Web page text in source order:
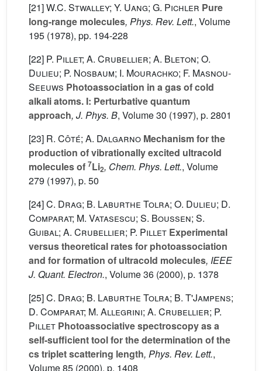
[21]W.C. Stwalley; Y. Uang; G. Pichler Pure
long-range molecules, Phys. Rev. Lett., Volume
195 (1978), pp. 194-228
[22] P. Pillet; A. Crubellier; A. Bleton; O.
Dulieu; P. Nosbaum; I. Mourachko; F. Masnou-
Seeuws Photoassociation in a gas of cold
alkali atoms. I: Perturbative quantum
approach, J. Phys. B, Volume 30 (1997), p. 2801
[23] R. Côté; A. Dalgarno Mechanism for the
production of vibrationally excited ultracold
molecules of 7Li2, Chem. Phys. Lett., Volume
279 (1997), p. 50
[24]C. Drag; B. Laburthe Tolra; O. Dulieu; D.
Comparat; M. Vatasescu; S. Boussen; S.
Guibal; A. Crubellier; P. Pillet Experimental
versus theoretical rates for photoassociation
and for formation of ultracold molecules, IEEE
J. Quant. Electron., Volume 36 (2000), p. 1378
[25]C. Drag; B. Laburthe Tolra; B. T'Jampens;
D. Comparat; M. Allegrini; A. Crubellier; P.
Pillet Photoassociative spectroscopy as a
self-sufficient tool for the determination of the
cs triplet scattering length, Phys. Rev. Lett.,
Volume 85 (2000), p. 1408